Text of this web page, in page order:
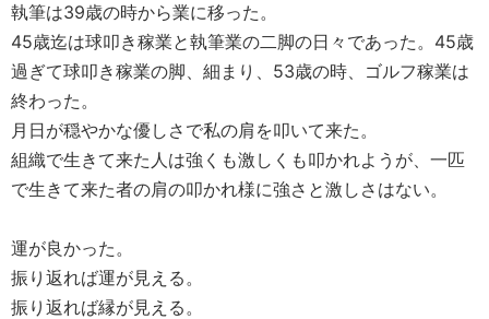
執筆は39歳の時から業に移った。
45歳迄は球叩き稼業と執筆業の二脚の日々であった。45歳
過ぎて球叩き稼業の脚、細まり、53歳の時、ゴルフ稼業は
終わった。
月日が穏やかな優しさで私の肩を叩いて来た。
組織で生きて来た人は強くも激しくも叩かれようが、一匹
で生きて来た者の肩の叩かれ様に強さと激しさはない。
運が良かった。
振り返れば運が見える。
振り返れば縁が見える。